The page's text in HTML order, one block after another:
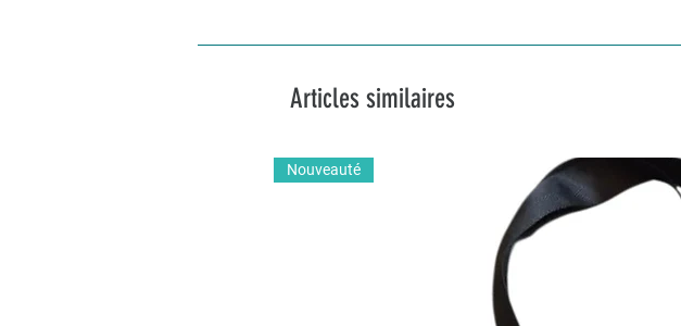
Articles similaires
Nouveauté